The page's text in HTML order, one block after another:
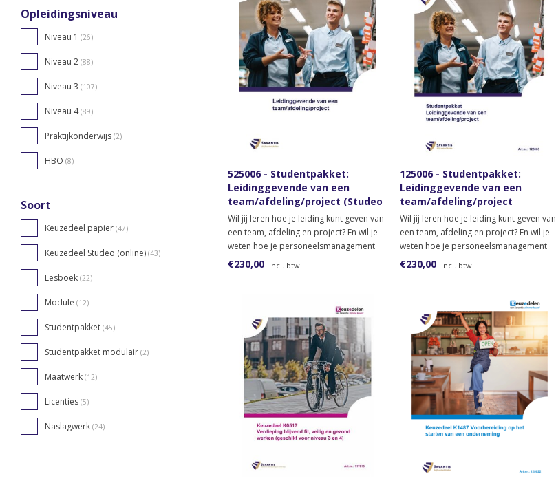
Opleidingsniveau
Niveau 1 (26)
Niveau 2 (88)
Niveau 3 (107)
Niveau 4(89)
Praktijkonderwijs (2)
HBO (8)
Soort
Keuzedeel papier (47)
Keuzedeel Studeo (online) (43)
Lesboek (22)
Module (12)
Studentpakket (45)
Studentpakket modulair (2)
Maatwerk (12)
Licenties (5)
Naslagwerk (24)
525006 - Studentpakket:
Leidinggevende van een
team/afdeling/project (Studeo
versie)
Wil jij leren hoe je leiding kunt geven van
een team, afdeling en project? En wil je
weten hoe je personeelsmanagement
kunt vormgeven? Bestel dan het
€230,00 Incl. btw
125006 - Studentpakket:
Leidinggevende van een
team/afdeling/project
(papieren versie)
Wil jij leren hoe je leiding kunt geven van
een team, afdeling en project? En wil je
weten hoe je personeelsmanagement
kunt vormgeven? Bestel dan het
€230,00 Incl. btw